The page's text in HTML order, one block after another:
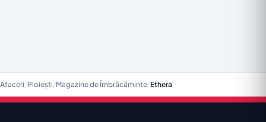
Afaceri/Ploiești/Magazine de Îmbrăcăminte/Ethera